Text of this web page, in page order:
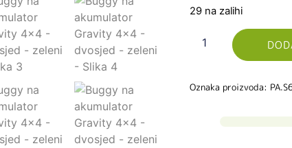
29 na zalihi
Oznaka proizvoda: